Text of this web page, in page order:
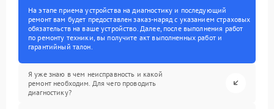
На этапе приема устройства на диагностику и последующий
ремонт вам будет предоставлен заказ-наряд с указанием страховых
обязательств на ваше устройство. Далее, после выполнения работ
по ремонту техники, вы получите акт выполненных работ и
гарантийный талон.
Я уже знаю в чем неисправность и какой
ремонт необходим. Для чего проводить
диагностику?